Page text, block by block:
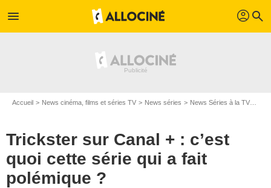
menu profil search
Accueil News cinéma, films et séries TV News séries News Séries à la TV
Trickster sur Canal + : c’est
quoi cette série qui a fait
polémique ?